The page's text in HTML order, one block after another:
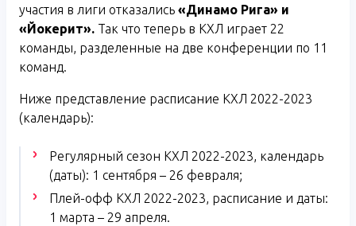
участия в лиги отказались «Динамо Рига» и
«Йокерит». Так что теперь в КХЛ играет 22
команды, разделенные на две конференции по 11
команд.
Ниже представление расписание КХЛ 2022-2023
(календарь):
Регулярный сезон КХЛ 2022-2023, календарь
(даты): 1 сентября – 26 февраля;
Плей-офф КХЛ 2022-2023, расписание и даты:
1 марта – 29 апреля.